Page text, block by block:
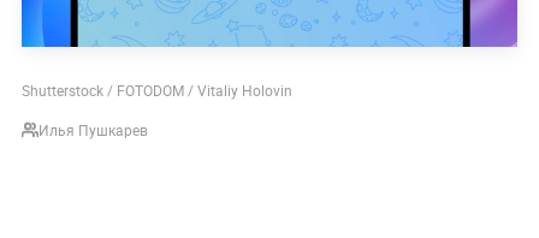
Shutterstock / FOTODOM / Vitaliy Holovin
Илья Пушкарев